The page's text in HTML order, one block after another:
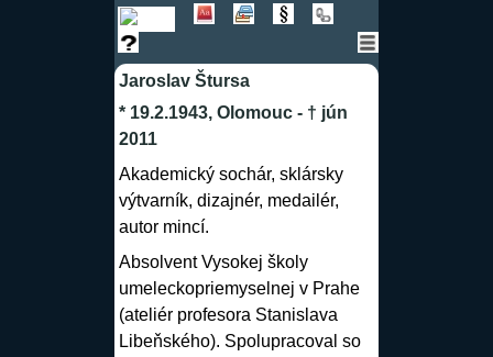
Jaroslav Štursa
* 19.2.1943, Olomouc - † jún
2011
Akademický sochár, sklársky
výtvarník, dizajnér, medailér,
autor mincí.
Absolvent Vysokej školy
umeleckopriemyselnej v Prahe
(ateliér profesora Stanislava
Libeňského). Spolupracoval so